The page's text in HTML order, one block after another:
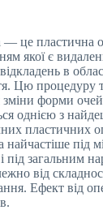
— це пластична
якої є
в
Цю процедуру
зміни форми
однією з
пластичних
найчастіше під
під загальним
від
Ефект від